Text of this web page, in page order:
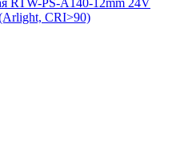
RTW-PS-A140-12mm 24V
CRI>90)